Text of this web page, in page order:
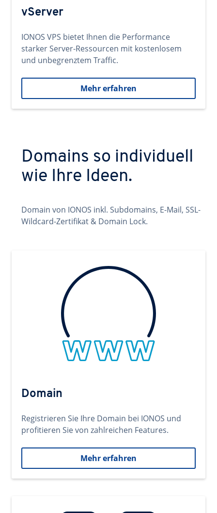
vServer
IONOS VPS bietet Ihnen die Performance
starker Server-Ressourcen mit kostenlosem
und unbegrenztem Traffic.
Mehr erfahren
Domains so individuell
wie Ihre Ideen.
Domain von IONOS inkl. Subdomains, E-Mail, SSL-
Wildcard-Zertifikat & Domain Lock.
Domain
Registrieren Sie Ihre Domain bei IONOS und
profitieren Sie von zahlreichen Features.
Mehr erfahren